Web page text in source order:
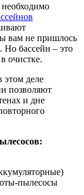
вам не пришлось
Но бассейн – это
очистке.
деле
позволяют
и дне
пылесосы